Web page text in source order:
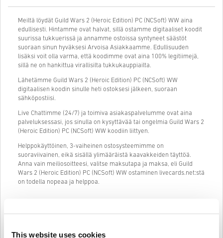
This website uses cookies
Meiltä löydät Guild Wars 2 (Heroic Edition) PC (NCSoft) WW aina
edullisesti. Hintamme ovat halvat, sillä ostamme digitaaliset koodit
suurissa tukkuerissä ja annamme ostoissa syntyneet säästöt
suoraan sinun hyväksesi Arvoisa Asiakkaamme. Edullisuuden
lisäksi voit olla varma, että koodimme ovat aina 100% legitiimejä,
sillä ne on hankittua virallisilta tukkukauppiailta.
Lähetämme Guild Wars 2 (Heroic Edition) PC (NCSoft) WW
digitaalisen koodin sinulle heti ostoksesi jälkeen, suoraan
sähköpostiisi.
Live Chattimme (24/7) ja toimiva asiakaspalvelumme ovat aina
palveluksessasi, jos sinulla on kysyttävää tai ongelmia Guild Wars 2
(Heroic Edition) PC (NCSoft) WW koodiin liittyen.
Helppokäyttöinen, 3-vaiheinen ostosysteemimme on
suoraviivainen, eikä sisällä ylimääräistä kaavakkeiden täyttöä.
Anna vain meiliosoitteesi, valitse maksutapa ja maksa, eli Guild
Wars 2 (Heroic Edition) PC (NCSoft) WW ostaminen livecards.net:stä
on todella nopeaa ja helppoa.
Näin se toimii Livecards.netissä